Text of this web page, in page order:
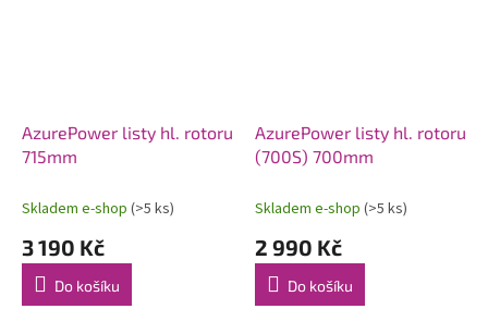
AzurePower listy hl. rotoru
715mm
Skladem e-shop (>5 ks)
3 190 Kč
Do košíku
AzurePower listy hl. rotoru
(700S) 700mm
Skladem e-shop (>5 ks)
2 990 Kč
Do košíku